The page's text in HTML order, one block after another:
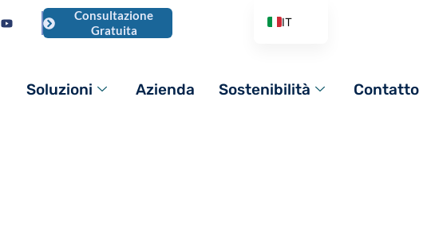
Consultazione
Gratuita
Soluzioni Azienda Sostenibilità Contatto
IT